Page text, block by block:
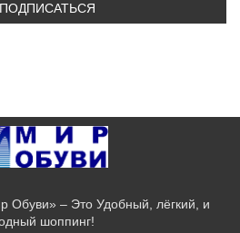
ПОДПИСАТЬСЯ
Обуви» – Это Удобный, лёгкий, и
шоппинг!